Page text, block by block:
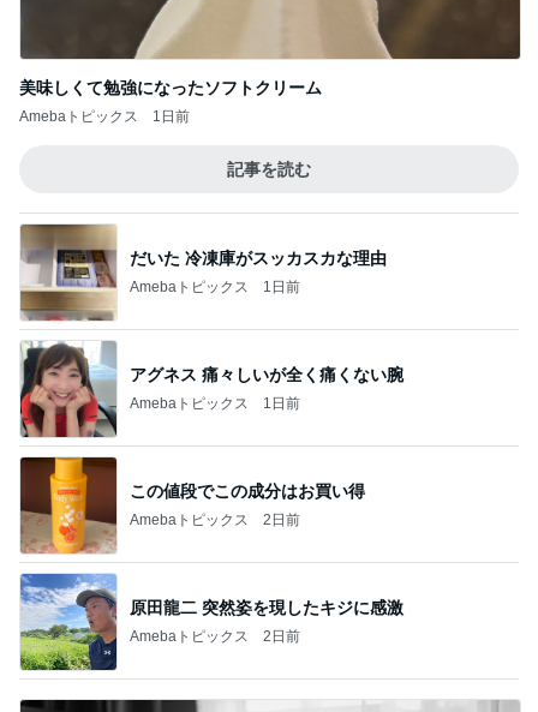
美味しくて勉強になったソフトクリーム
Amebaトピックス 1日前
記事を読む
だいた 冷凍庫がスッカスカな理由
Amebaトピックス 1日前
アグネス 痛々しいが全く痛くない腕
Amebaトピックス 1日前
この値段でこの成分はお買い得
Amebaトピックス 2日前
原田龍二 突然姿を現したキジに感激
Amebaトピックス 2日前